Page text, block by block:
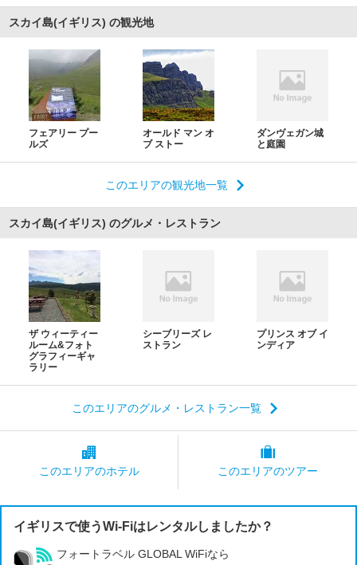
スカイ島(イギリス) の観光地
フェアリー プー
ルズ
オールド マン オ
ブ ストー
ダンヴェガン城
と庭園
このエリアの観光地一覧
スカイ島(イギリス) のグルメ・レストラン
ザ ウィーティー
ルーム&フォト
グラフィーギャ
ラリー
シーブリーズ レ
ストラン
プリンス オブ イ
ンディア
このエリアのグルメ・レストラン一覧
このエリアのホテル このエリアのツアー
イギリスで使うWi-Fiはレンタルしましたか？
フォートラベル GLOBAL WiFiなら